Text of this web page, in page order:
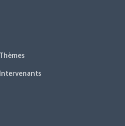
Thèmes
Intervenants